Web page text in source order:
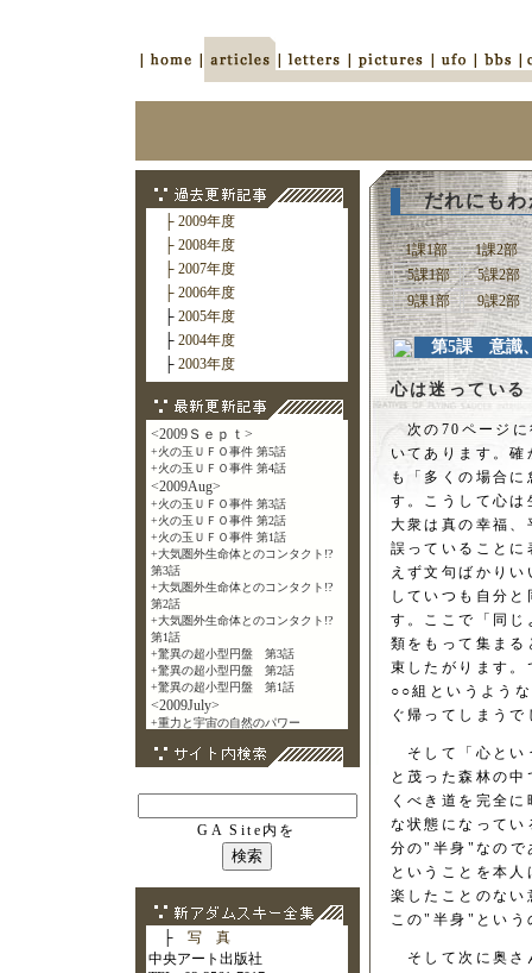
├ 2009年度
├ 2008年度
├ 2007年度
├ 2006年度
├ 2005年度
├ 2004年度
├ 2003年度
GA Site内を
├ 写 真
中央アート出版社
だれにも
1課1部
1課2部
5課1部
5課2部
9課1部
9課2部
第5課 意識
心は迷っている
次の70ページに
いてあります。
も「多くの場合
す。こうして心
大衆は真の幸福
誤っていること
えず文句ばかり
していつも自分
す。ここで「同
類をもって集ま
束したがります
○○組というよう
ぐ帰ってしまうで
そして「心とい
と茂った森林の
くべき道を完全
な状態になって
分の"半身"なので
ということを本
楽したことのな
この"半身"という
そして次に奥さ